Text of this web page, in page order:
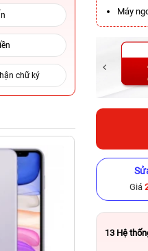
chữ ký
-4.000.000đ
Máy
Giá
13 Hệ